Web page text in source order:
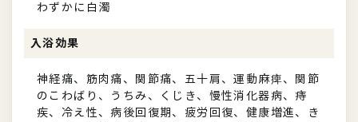
わずかに白濁
入浴効果
神経痛、筋肉痛、関節痛、五十肩、運動麻痺、関節
のこわばり、うちみ、くじき、慢性消化器病、痔
疾、冷え性、病後回復期、疲労回復、健康増進、き